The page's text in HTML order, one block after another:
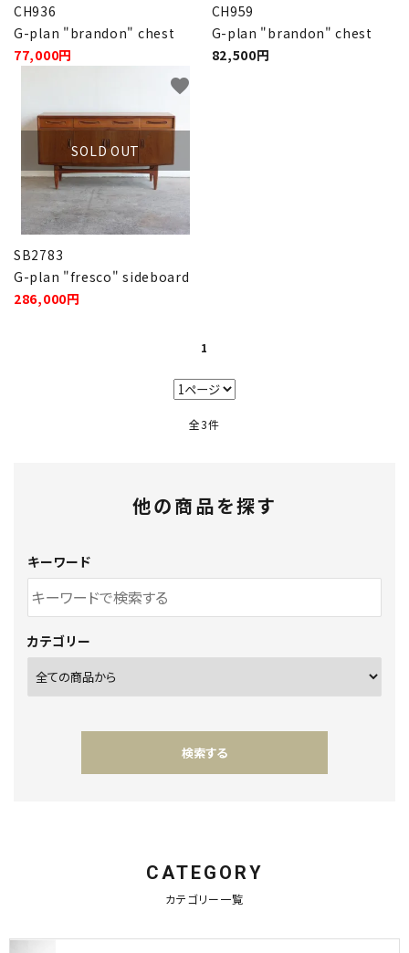
BRAND
お気に入りリスト
卸販売
デザイナーまとめ
アフターケア
ACCOUNT MENU
ようこそ ゲスト 様
meeting_room person
CH936
G-plan "brandon" chest
77,000円
CH959
G-plan "brandon" chest
82,500円
SOLD OUT
SB2783
G-plan "fresco" sideboard
286,000円
favorite
1
全3件
他の商品を探す
キーワード
カテゴリー
検索する
CATEGORY
カテゴリー一覧